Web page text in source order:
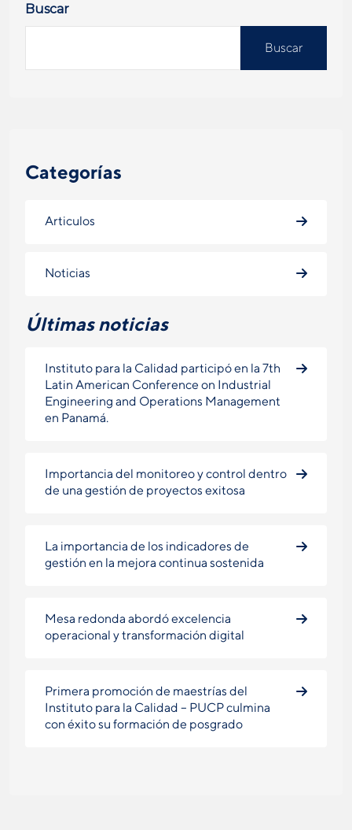
Buscar
Buscar
Categorías
Articulos
Noticias
Últimas noticias
Instituto para la Calidad participó en la 7th
Latin American Conference on Industrial
Engineering and Operations Management
en Panamá.
Importancia del monitoreo y control dentro
de una gestión de proyectos exitosa
La importancia de los indicadores de
gestión en la mejora continua sostenida
Mesa redonda abordó excelencia
operacional y transformación digital
Primera promoción de maestrías del
Instituto para la Calidad – PUCP culmina
con éxito su formación de posgrado